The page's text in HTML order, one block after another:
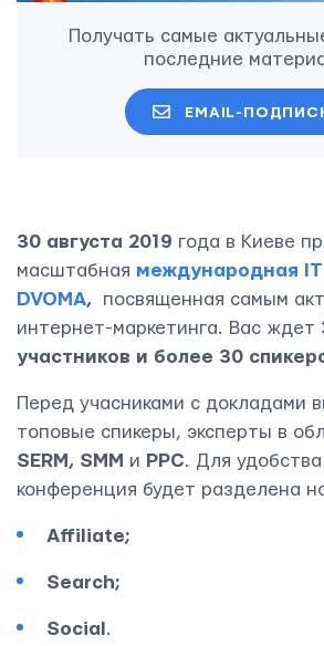
Получать самые
последние
EMAIL-
30 августа 2019 года в Киеве
масштабная международная ІТ
DVOMA,
посвященная самым
интернет-маркетинга. Вас ждет
участников и более 30
Перед учасниками с докладами
топовые спикеры, эксперты в
SERM, SMM и PPC. Для
конференция будет разделена
Affiliate;
Search;
Social .